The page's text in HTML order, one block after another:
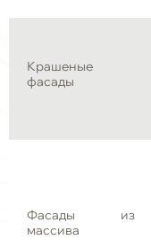
Крашеные
фасады
Фасады из
массива